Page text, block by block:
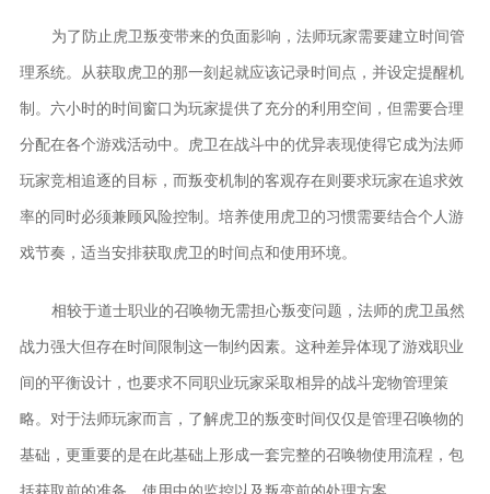
为了防止虎卫叛变带来的负面影响，法师玩家需要建立时间管
理系统。从获取虎卫的那一刻起就应该记录时间点，并设定提醒机
制。六小时的时间窗口为玩家提供了充分的利用空间，但需要合理
分配在各个游戏活动中。虎卫在战斗中的优异表现使得它成为法师
玩家竞相追逐的目标，而叛变机制的客观存在则要求玩家在追求效
率的同时必须兼顾风险控制。培养使用虎卫的习惯需要结合个人游
戏节奏，适当安排获取虎卫的时间点和使用环境。
相较于道士职业的召唤物无需担心叛变问题，法师的虎卫虽然
战力强大但存在时间限制这一制约因素。这种差异体现了游戏职业
间的平衡设计，也要求不同职业玩家采取相异的战斗宠物管理策
略。对于法师玩家而言，了解虎卫的叛变时间仅仅是管理召唤物的
基础，更重要的是在此基础上形成一套完整的召唤物使用流程，包
括获取前的准备、使用中的监控以及叛变前的处理方案。